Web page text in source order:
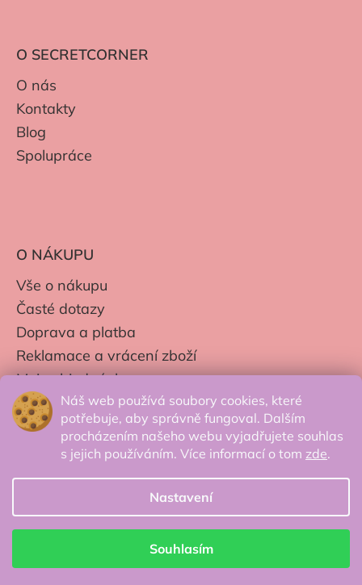
Náš web používá soubory cookies, které
potřebuje, aby správně fungoval. Dalším
procházením našeho webu vyjadřujete souhlas
s jejich používáním. Více informací o tom zde.
Nastavení
Souhlasím
O SECRETCORNER
O nás
Kontakty
Blog
Spolupráce
O NÁKUPU
Vše o nákupu
Časté dotazy
Doprava a platba
Reklamace a vrácení zboží
Moje objednávky
Obchodní podmínky
Zpracování os. údajů
© 2026 Secretcorner.cz - Všechna práva
vyhrazena.
Vytvořil Shoptet